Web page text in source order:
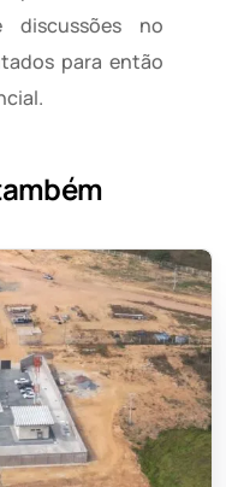
discussões no
para então